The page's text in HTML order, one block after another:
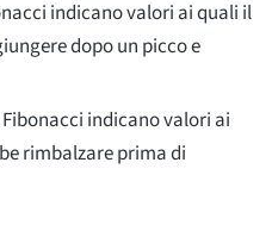
indicano valori ai quali il
dopo un picco e
indicano valori ai
rimbalzare prima di